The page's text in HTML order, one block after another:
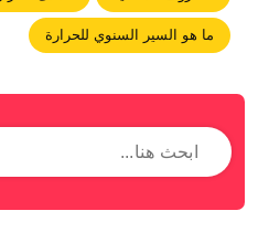
ما هو السير السنوي للحرارة